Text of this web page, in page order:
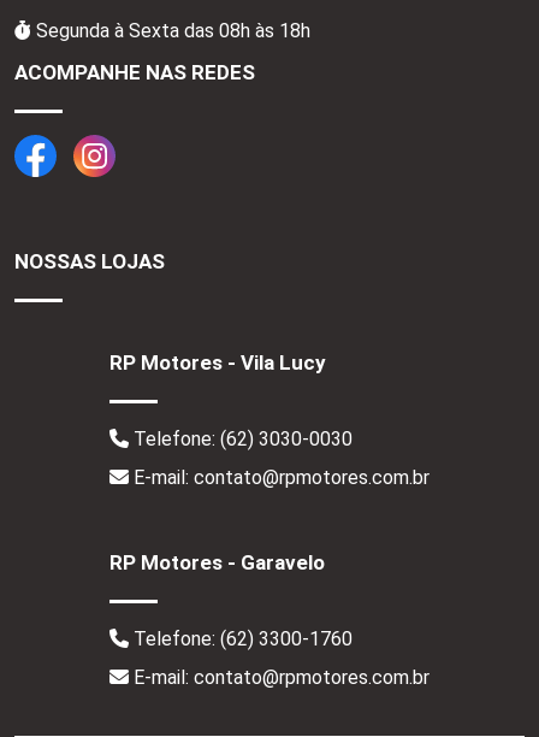
Segunda à Sexta das 08h às 18h
ACOMPANHE NAS REDES
NOSSAS LOJAS
RP Motores - Vila Lucy
Telefone: (62) 3030-0030
E-mail: contato@rpmotores.com.br
RP Motores - Garavelo
Telefone: (62) 3300-1760
E-mail: contato@rpmotores.com.br